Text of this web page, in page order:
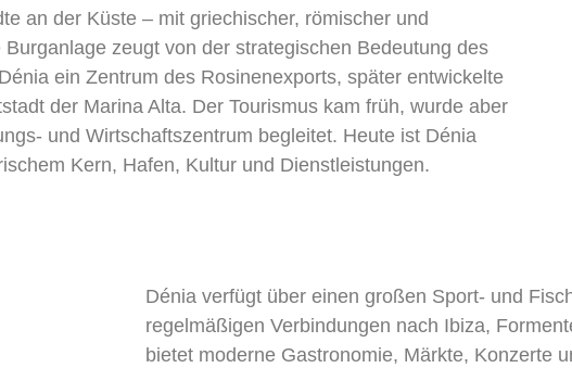
an der Küste – mit griechischer, römischer und
zeugt von der strategischen Bedeutung des
ein Zentrum des Rosinenexports, später entwickelte
der Marina Alta. Der Tourismus kam früh, wurde aber
und Wirtschaftszentrum begleitet. Heute ist Dénia
Kern, Hafen, Kultur und Dienstleistungen.
Dénia verfügt über einen großen Sport- und
regelmäßigen Verbindungen nach Ibiza,
bietet moderne Gastronomie, Märkte, Konzerte